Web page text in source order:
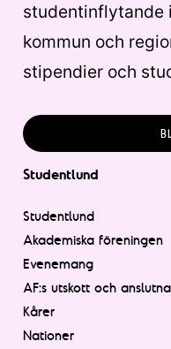
studentinflytande
kommun och
stipendier och
Studentlund
Studentlund
Akademiska föreningen
Evenemang
AF:s utskott och
Kårer
Nationer